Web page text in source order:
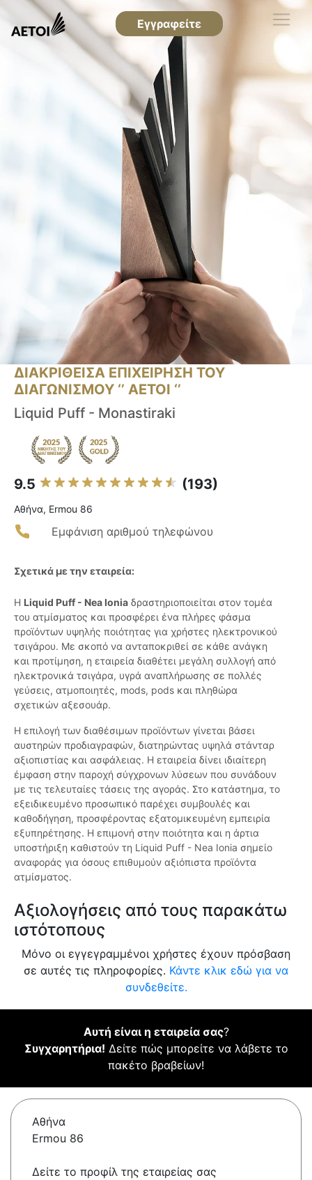
Εγγραφείτε
ΔΙΑΚΡΙΘΕΙΣΑ ΕΠΙΧΕΙΡΗΣΗ ΤΟΥ
ΔΙΑΓΩΝΙΣΜΟΥ ‘’ ΑΕΤΟΙ ‘’
Liquid Puff - Monastiraki
9.5 (193)
Αθήνα, Ermou 86
Εμφάνιση αριθμού τηλεφώνου
Σχετικά με την εταιρεία:
Η Liquid Puff - Nea Ionia δραστηριοποιείται στον τομέα
του ατμίσματος και προσφέρει ένα πλήρες φάσμα
προϊόντων υψηλής ποιότητας για χρήστες ηλεκτρονικού
τσιγάρου. Με σκοπό να ανταποκριθεί σε κάθε ανάγκη
και προτίμηση, η εταιρεία διαθέτει μεγάλη συλλογή από
ηλεκτρονικά τσιγάρα, υγρά αναπλήρωσης σε πολλές
γεύσεις, ατμοποιητές, mods, pods και πληθώρα
σχετικών αξεσουάρ.
Η επιλογή των διαθέσιμων προϊόντων γίνεται βάσει
αυστηρών προδιαγραφών, διατηρώντας υψηλά στάνταρ
αξιοπιστίας και ασφάλειας. Η εταιρεία δίνει ιδιαίτερη
έμφαση στην παροχή σύγχρονων λύσεων που συνάδουν
με τις τελευταίες τάσεις της αγοράς. Στο κατάστημα, το
εξειδικευμένο προσωπικό παρέχει συμβουλές και
καθοδήγηση, προσφέροντας εξατομικευμένη εμπειρία
εξυπηρέτησης. Η επιμονή στην ποιότητα και η άρτια
υποστήριξη καθιστούν τη Liquid Puff - Nea Ionia σημείο
αναφοράς για όσους επιθυμούν αξιόπιστα προϊόντα
ατμίσματος.
Αξιολογήσεις από τους παρακάτω
ιστότοπους
Μόνο οι εγγεγραμμένοι χρήστες έχουν πρόσβαση
σε αυτές τις πληροφορίες. Κάντε κλικ εδώ για να
συνδεθείτε.
Αυτή είναι η εταιρεία σας?
Συγχαρητήρια! Δείτε πώς μπορείτε να λάβετε το
πακέτο βραβείων!
Αθήνα
Ermou 86
Δείτε το προφίλ της εταιρείας σας